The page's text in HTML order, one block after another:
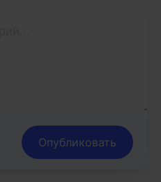
Опубликовать